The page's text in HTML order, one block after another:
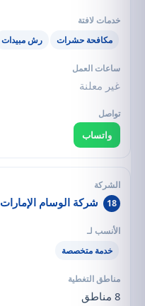
مكافحة حشرات رش مبيدات
غير معلنة
واتساب
18 شركة الوسام الإمارات
خدمة متخصصة
8 مناطق